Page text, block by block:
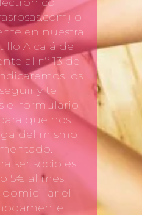
o
en nuestra
Alcalá de
al nº 13 de
los
y te
el formulario
que nos
del mismo
ser socio es
5€ al mes,
el